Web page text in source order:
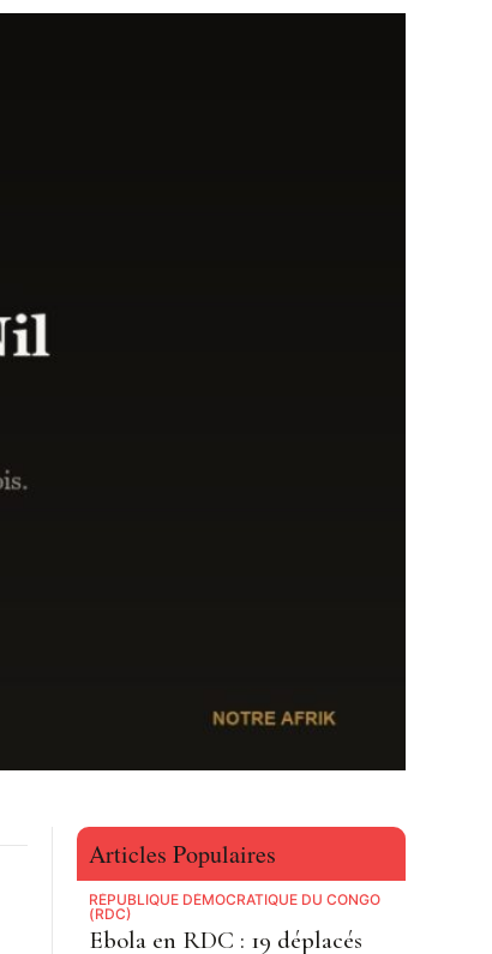
Articles Populaires
RÉPUBLIQUE DÉMOCRATIQUE DU CONGO
(RDC)
Ebola en RDC : 19 déplacés